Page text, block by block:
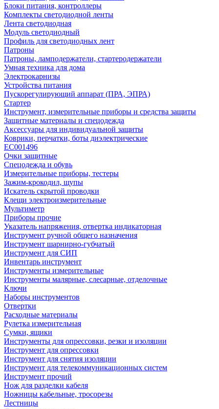
Блоки питания, контроллеры
Комплекты светодиодной ленты
Лента светодиодная
Модуль светодиодный
Профиль для светодиодных лент
Патроны
Патроны, ламподержатели, стартеродержатели
Умная техника для дома
Электрокарнизы
Устройства питания
Пускорегулирующий аппарат (ПРА, ЭПРА)
Стартер
Инструмент, измерительные приборы и средства защиты
Защитные материалы и спецодежда
Аксессуары для индивидуальной защиты
Коврики, перчатки, боты диэлектрические
EC001496
Очки защитные
Спецодежда и обувь
Измерительные приборы, тестеры
Зажим-крокодил, щупы
Искатель скрытой проводки
Клещи электроизмерительные
Мультиметр
Приборы прочие
Указатель напряжения, отвертка индикаторная
Инструмент ручной общего назначения
Инструмент шарнирно-губчатый
Инструмент для СИП
Инвентарь инструмент
Инструменты измерительные
Инструменты малярные, слесарные, отделочные
Ключи
Наборы инструментов
Отвертки
Расходные материалы
Рулетка измерительная
Сумки, ящики
Инструменты для опрессовки, резки и изоляции
Инструмент для опрессовки
Инструмент для снятия изоляции
Инструмент для телекоммуникационных систем
Инструмент прочий
Нож для разделки кабеля
Ножницы кабельные, тросорезы
Лестницы